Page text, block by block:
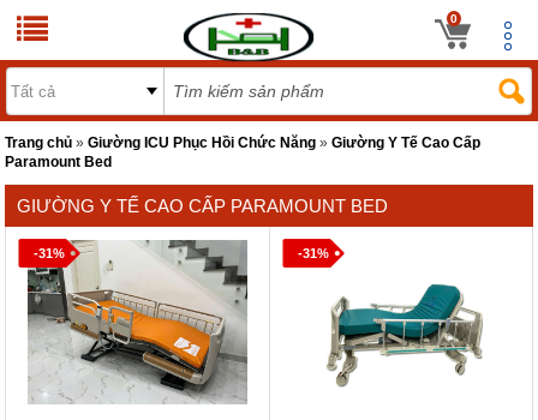
0
Trang chủ »Giường ICU Phục Hồi Chức Năng »Giường Y Tế Cao Cấp
Paramount Bed
GIƯỜNG Y TẾ CAO CẤP PARAMOUNT BED
-31% -31%